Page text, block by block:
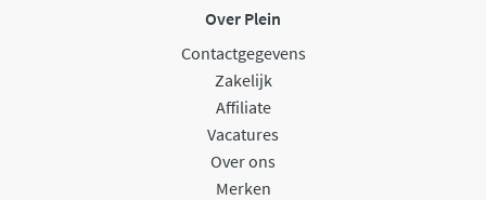
Over Plein
Contactgegevens
Zakelijk
Affiliate
Vacatures
Over ons
Merken